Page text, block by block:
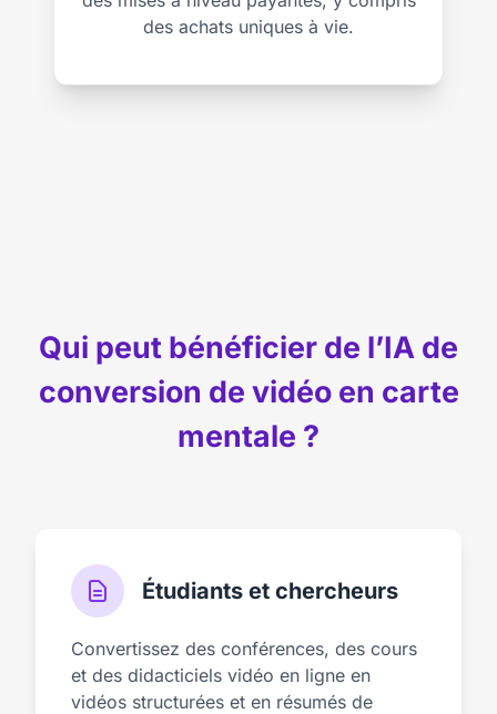
des achats uniques à vie.
Qui peut bénéficier de l’IA de
conversion de vidéo en carte
mentale ?
Étudiants et chercheurs
Convertissez des conférences, des cours
et des didacticiels vidéo en ligne en
vidéos structurées et en résumés de